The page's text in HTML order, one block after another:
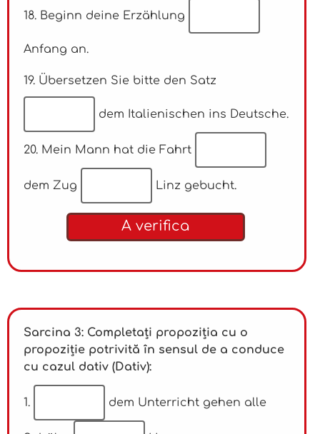
18. Beginn deine Erzählung
Anfang an.
19. Übersetzen Sie bitte den Satz
dem Italienischen ins Deutsche.
20. Mein Mann hat die Fahrt
dem Zug Linz gebucht.
A verifica
Sarcina 3: Completați propoziția cu o
propoziție potrivită în sensul de a conduce
cu cazul dativ (Dativ):
1. dem Unterricht gehen alle